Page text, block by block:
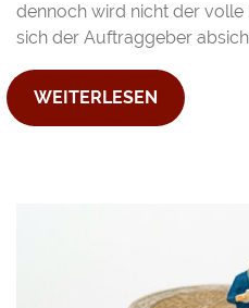
dennoch wird nicht der
sich der Auftraggeber
WEITERLESEN